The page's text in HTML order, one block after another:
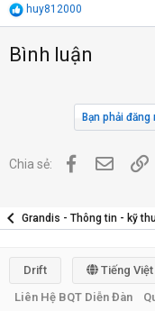
R
c
huy812000
Bình luận
Bạn phải đăng
Chia sẻ: Facebook
Địa chỉ
Grandis - Thông tin - kỹ
Drift
Tiếng Việt
Liên Hệ BQT Diễn Đàn